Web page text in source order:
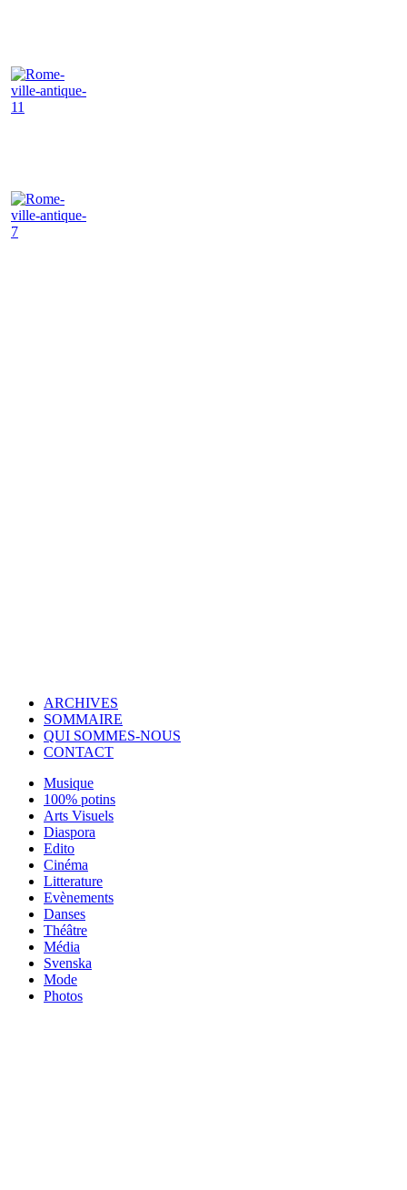
ARCHIVES
SOMMAIRE
QUI SOMMES-NOUS
CONTACT
Musique
100% potins
Arts Visuels
Diaspora
Edito
Cinéma
Litterature
Evènements
Danses
Théâtre
Média
Svenska
Mode
Photos